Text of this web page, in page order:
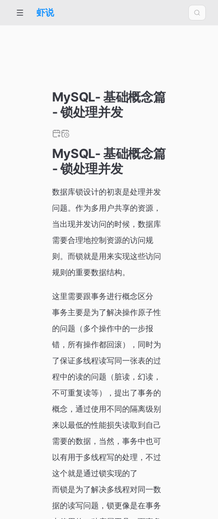
虾说
MySQL- 基础概念篇
- 锁处理并发
MySQL- 基础概念篇
- 锁处理并发
数据库锁设计的初衷是处理并发
问题。作为多用户共享的资源，
当出现并发访问的时候，数据库
需要合理地控制资源的访问规
则。而锁就是用来实现这些访问
规则的重要数据结构。
这里需要跟事务进行概念区分
事务主要是为了解决操作原子性
的问题（多个操作中的一步报
错，所有操作都回滚），同时为
了保证多线程读写同一张表的过
程中的读的问题（脏读，幻读，
不可重复读等），提出了事务的
概念，通过使用不同的隔离级别
来以最低的性能损失读取到自己
需要的数据，当然，事务中也可
以有用于多线程写的处理，不过
这个就是通过锁实现的了
而锁是为了解决多线程对同一数
据的读写问题，锁更像是在事务